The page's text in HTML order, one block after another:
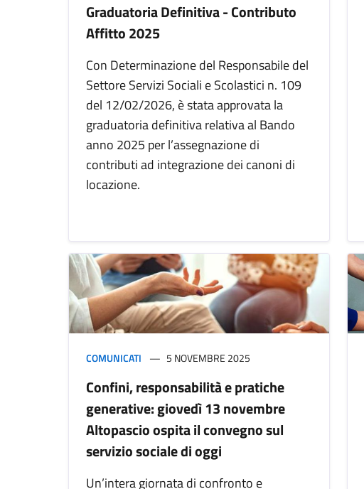
Graduatoria Definitiva - Contributo
Affitto 2025
Con Determinazione del Responsabile del
Settore Servizi Sociali e Scolastici n. 109
del 12/02/2026, è stata approvata la
graduatoria definitiva relativa al Bando
anno 2025 per l’assegnazione di
contributi ad integrazione dei canoni di
locazione.
COMUNICATI 5 NOVEMBRE 2025
Confini, responsabilità e pratiche
generative: giovedì 13 novembre
Altopascio ospita il convegno sul
servizio sociale di oggi
Un’intera giornata di confronto e